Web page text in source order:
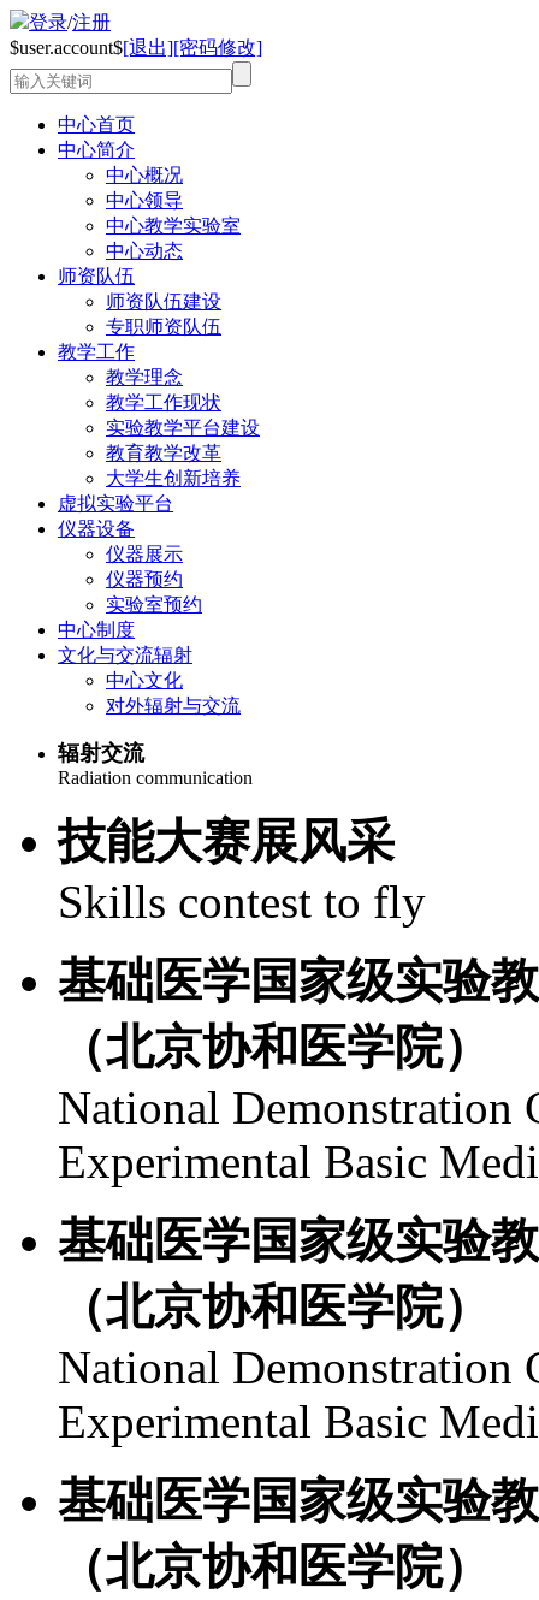
登录/注册
$user.account$[退出][密码修改]
中心首页
中心简介
中心概况
中心领导
中心教学实验室
中心动态
师资队伍
师资队伍建设
专职师资队伍
教学工作
教学理念
教学工作现状
实验教学平台建设
教育教学改革
大学生创新培养
虚拟实验平台
仪器设备
仪器展示
仪器预约
实验室预约
中心制度
文化与交流辐射
中心文化
对外辐射与交流
辐射交流
Radiation communication
技能大赛展风采
Skills contest to fly
基础医学国家级实验
（北京协和医学院）
National Demonstration
Experimental Basic
基础医学国家级实验
（北京协和医学院）
National Demonstration
Experimental Basic
基础医学国家级实验
（北京协和医学院）